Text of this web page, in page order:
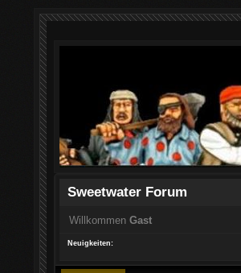
Sweetwater Forum
Willkommen Gast
Neuigkeiten: